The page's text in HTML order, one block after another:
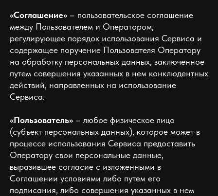
«Соглашение» – пользовательское соглашение
между Пользователем и Оператором,
регулирующее порядок использования Сервиса и
содержащее поручение Пользователя Оператору
на обработку персональных данных, заключенное
путем совершения указанных в нем конклюдентных
действий, направленных на использование
Сервиса.
«Пользователь» – любое физическое лицо
(субъект персональных данных), которое может в
процессе использования Сервиса предоставить
Оператору свои персональные данные,
выразившее согласие с изложенными в
Соглашении условиями либо путем его
подписания, либо совершения указанных в нем